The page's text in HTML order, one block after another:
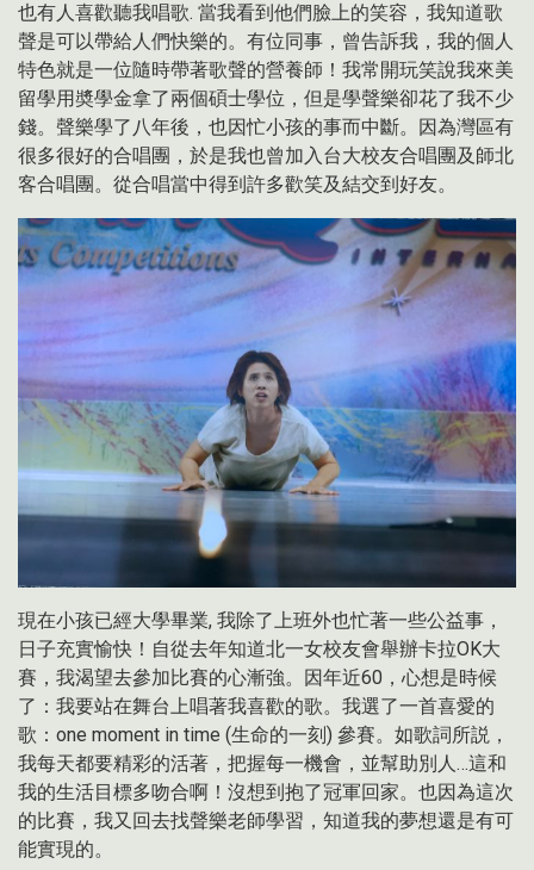
也有人喜歡聽我唱歌. 當我看到他們臉上的笑容，我知道歌
聲是可以帶給人們快樂的。有位同事，曾告訴我，我的個人
特色就是一位隨時帶著歌聲的營養師！我常開玩笑說我來美
留學用奬學金拿了兩個碩士學位，但是學聲樂卻花了我不少
錢。聲樂學了八年後，也因忙小孩的事而中斷。因為灣區有
很多很好的合唱團，於是我也曾加入台大校友合唱團及師北
客合唱團。從合唱當中得到許多歡笑及結交到好友。
現在小孩已經大學畢業, 我除了上班外也忙著一些公益事，
日子充實愉快！自從去年知道北一女校友會舉辦卡拉OK大
賽，我渴望去參加比賽的心漸強。因年近60 ，心想是時候
了：我要站在舞台上唱著我喜歡的歌。我選了一首喜愛的
歌： one moment in time (生命的一刻) 參賽。如歌詞所説，
我每天都要精彩的活著，把握每一機會，並幫助別人…這和
我的生活目標多吻合啊！沒想到抱了冠軍回家。也因為這次
的比賽，我又回去找聲樂老師學習，知道我的夢想還是有可
能實現的。